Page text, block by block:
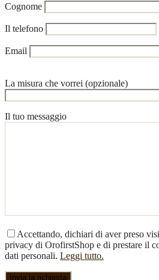
Cognome
Il telefono
Email
La misura che vorrei (opzionale)
Il tuo messaggio
Accettando, dichiari di aver preso
privacy di OrofirstShop e di prestare il
dati personali. Leggi tutto.